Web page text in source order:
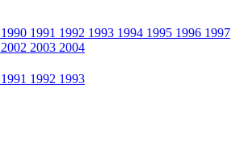
1990 1991 1992 1993 1994 1995 1996 1997
2002 2003 2004
1991 1992 1993